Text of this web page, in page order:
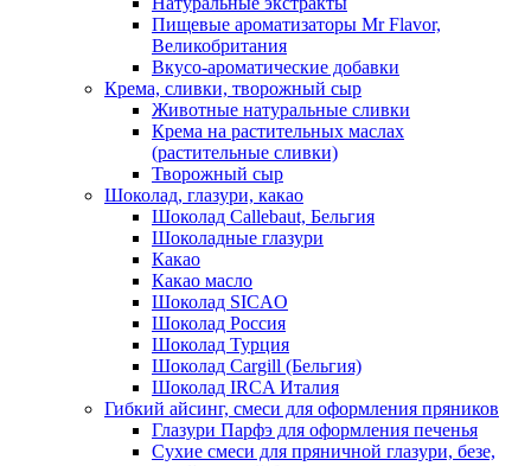
Пищевые ароматизаторы Mr Flavor,
Великобритания
Вкусо-ароматические добавки
Крема, сливки, творожный сыр
Животные натуральные сливки
Крема на растительных маслах
(растительные сливки)
Творожный сыр
Шоколад, глазури, какао
Шоколад Callebaut, Бельгия
Шоколадные глазури
Какао
Какао масло
Шоколад SICAO
Шоколад Россия
Шоколад Турция
Шоколад Cargill (Бельгия)
Шоколад IRCA Италия
Гибкий айсинг, смеси для оформления пряников
Глазури Парфэ для оформления печенья
Сухие смеси для пряничной глазури, безе,